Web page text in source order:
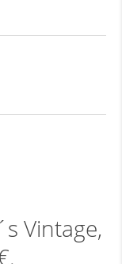
Vintage,